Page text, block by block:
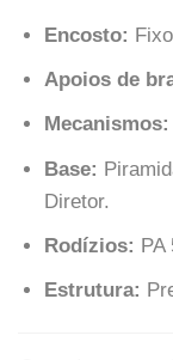
Encosto:
Apoios de
Mecanismos:
Base:
Diretor.
Rodízios: PA
Estrutura: